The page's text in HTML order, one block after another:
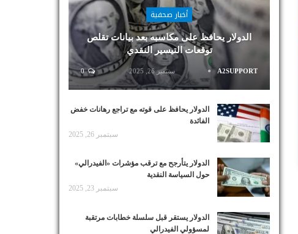
أخبار صحفية
الدولار يحافظ على مكاسبه بعد بيانات تقلص
توقعات التيسير النقدي
A2SUPPORT سبتمبر 26, 2025 0
الدولار يحافظ على قوته مع تراجع رهانات خفض
الفائدة
سبتمبر 26, 2025
الدولار يتأرجح مع ترقب مؤشرات «الفيدرالي»
حول السياسة النقدية
سبتمبر 23, 2025
الدولار يستقر قبل سلسلة خطابات مرتقبة
لمسؤولي الفيدرالي